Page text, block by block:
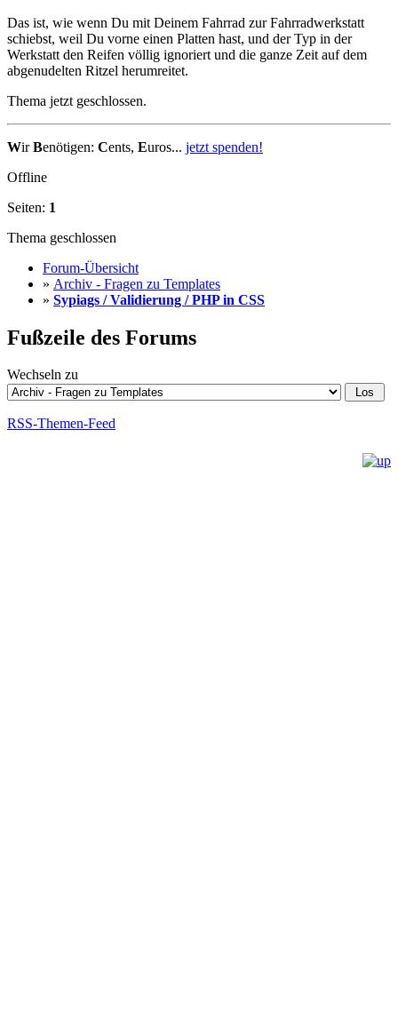
Das ist, wie wenn Du mit Deinem Fahrrad zur Fahrradwerkstatt
schiebst, weil Du vorne einen Platten hast, und der Typ in der
Werkstatt den Reifen völlig ignoriert und die ganze Zeit auf dem
abgenudelten Ritzel herumreitet.
Thema jetzt geschlossen.
WirBenötigen: Cents, Euros... jetzt spenden!
Offline
Seiten: 1
Thema geschlossen
Forum-Übersicht
» Archiv - Fragen zu Templates
» Sypiags / Validierung / PHP in CSS
Fußzeile des Forums
Wechseln zu
RSS-Themen-Feed